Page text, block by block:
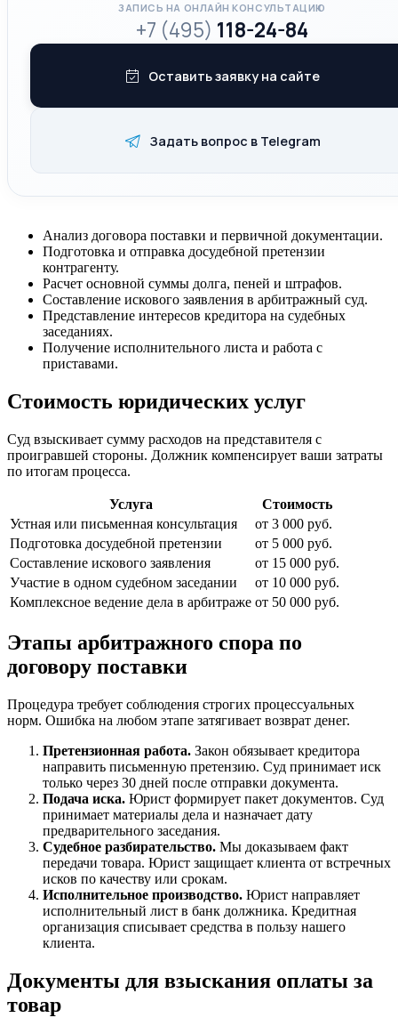
ЗАПИСЬ НА ОНЛАЙН КОНСУЛЬТАЦИЮ
+7 (495) 118-24-84
Оставить заявку на сайте
Задать вопрос в Telegram
Анализ договора поставки и первичной документации.
Подготовка и отправка досудебной претензии
контрагенту.
Расчет основной суммы долга, пеней и штрафов.
Составление искового заявления в арбитражный суд.
Представление интересов кредитора на судебных
заседаниях.
Получение исполнительного листа и работа с
приставами.
Стоимость юридических услуг
Суд взыскивает сумму расходов на представителя с
проигравшей стороны. Должник компенсирует ваши затраты
по итогам процесса.
Услуга
Стоимость
Устная или письменная консультация
от 3 000 руб.
Подготовка досудебной претензии
от 5 000 руб.
Составление искового заявления
от 15 000 руб.
Участие в одном судебном заседании
от 10 000 руб.
Комплексное ведение дела в арбитраже от 50 000 руб.
Этапы арбитражного спора по
договору поставки
Процедура требует соблюдения строгих процессуальных
норм. Ошибка на любом этапе затягивает возврат денег.
Претензионная работа. Закон обязывает кредитора
направить письменную претензию. Суд принимает иск
только через 30 дней после отправки документа.
Подача иска. Юрист формирует пакет документов. Суд
принимает материалы дела и назначает дату
предварительного заседания.
Судебное разбирательство. Мы доказываем факт
передачи товара. Юрист защищает клиента от встречных
исков по качеству или срокам.
Исполнительное производство. Юрист направляет
исполнительный лист в банк должника. Кредитная
организация списывает средства в пользу нашего
клиента.
Документы для взыскания оплаты за
товар